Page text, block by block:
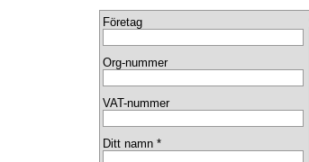
Företag
Org-nummer
VAT-nummer
Ditt namn *